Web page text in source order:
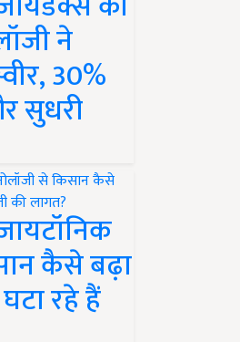
ने
30%
सुधरी
कैसे बढ़ा
रहे हैं